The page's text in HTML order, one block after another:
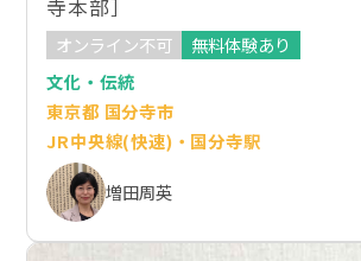
寺本部］
オンライン不可
無料体験あり
文化・伝統
東京都 国分寺市
JR中央線(快速)・国分寺駅
増田周英